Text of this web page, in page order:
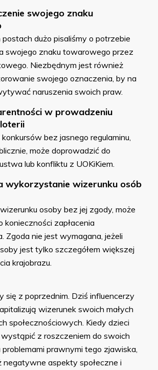
swojego znaku
dużo pisaliśmy o potrzebie
swojego znaku towarowego przez
Niezbędnym jest również
swojego oznaczenia, by na
naruszenia swoich praw.
w prowadzeniu
bez jasnego regulaminu,
może doprowadzić do
lub konfliktu z UOKiKiem.
wykorzystanie wizerunku osób
osoby bez jej zgody, może
konieczności zapłacenia
Zgoda nie jest wymagana, jeżeli
jest tylko szczegółem większej
krajobrazu.
się z poprzednim. Dziś influencerzy
wizerunek swoich małych
społecznościowych. Kiedy dzieci
z roszczeniem do swoich
prawnymi tego zjawiska,
negatywne aspekty społeczne i